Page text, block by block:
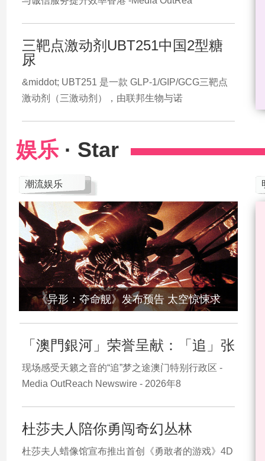
三靶点激动剂UBT251中国2型糖
尿
&middot; UBT251 是一款 GLP-1/GIP/GCG三靶点
激动剂（三激动剂），由联邦生物与诺
娱乐 · Star
潮流娱乐
《异形：夺命舰》发布预告 太空惊悚求
「澳門銀河」荣誉呈献：「追」张
现场感受天籁之音的“追”梦之途澳门特别行政区 -
Media OutReach Newswire - 2026年8
杜莎夫人陪你勇闯奇幻丛林
杜莎夫人蜡像馆宣布推出首创《勇敢者的游戏》4D